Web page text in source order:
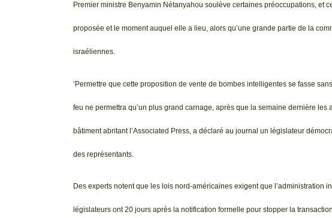
Premier ministre Benyamin Nétanyahou soulève certaines préoccupations, et
proposée et le moment auquel elle a lieu, alors qu’une grande partie de la
israéliennes.
‘Permettre que cette proposition de vente de bombes intelligentes se fasse
feu ne permettra qu’un plus grand carnage, après que la semaine dernière
bâtiment abritant l’Associated Press, a déclaré au journal un législateur
des représentants.
Des experts notent que les lois nord-américaines exigent que l’administration
législateurs ont 20 jours après la notification formelle pour stopper la